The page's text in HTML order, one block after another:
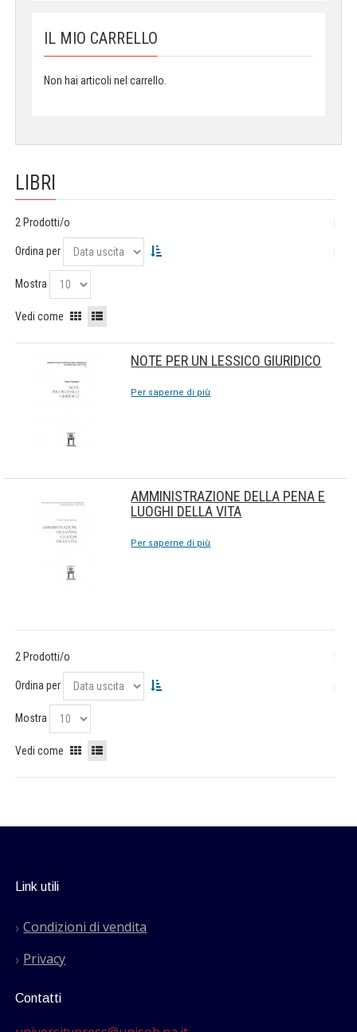
IL MIO CARRELLO
Non hai articoli nel carrello.
LIBRI
2 Prodotti/o
Ordina per
Mostra
Vedi come
NOTE PER UN LESSICO GIURIDICO
Per saperne di più
AMMINISTRAZIONE DELLA PENA E
LUOGHI DELLA VITA
Per saperne di più
2 Prodotti/o
Ordina per
Mostra
Vedi come
Link utili
Condizioni di vendita
Privacy
Contatti